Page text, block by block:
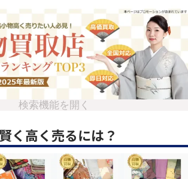
検索機能を開く
く高く売るには？